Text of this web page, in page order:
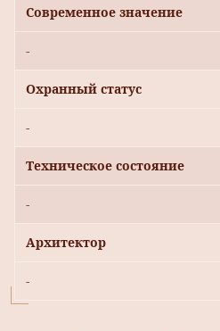
Современное значение
-
Охранный статус
-
Техническое состояние
-
Архитектор
-